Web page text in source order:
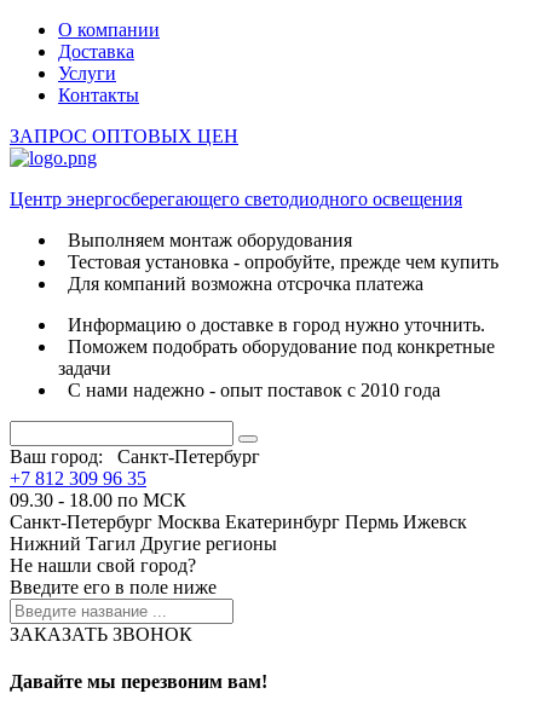
О компании
Доставка
Услуги
Контакты
ЗАПРОС ОПТОВЫХ ЦЕН
Центр энергосберегающего светодиодного освещения
Выполняем монтаж оборудования
Тестовая установка - опробуйте, прежде чем купить
Для компаний возможна отсрочка платежа
Информацию о доставке в город нужно уточнить.
Поможем подобрать оборудование под конкретные
задачи
С нами надежно - опыт поставок с 2010 года
Ваш город:
Санкт-Петербург
+7 812 309 96 35
09.30 - 18.00 по МСК
Санкт-Петербург Москва Екатеринбург Пермь Ижевск
Нижний Тагил Другие регионы
Не нашли свой город?
Введите его в поле ниже
ЗАКАЗАТЬ ЗВОНОК
Давайте мы перезвоним вам!